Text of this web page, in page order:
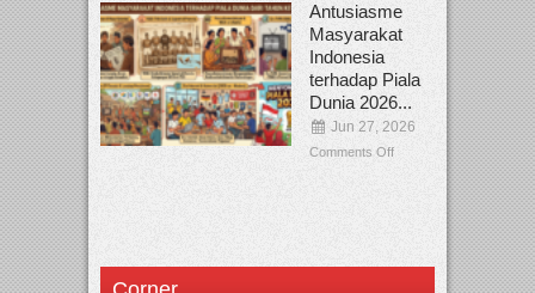
Antusiasme
Masyarakat
Indonesia
terhadap Piala
Dunia 2026...
Jun 27, 2026
Comments Off